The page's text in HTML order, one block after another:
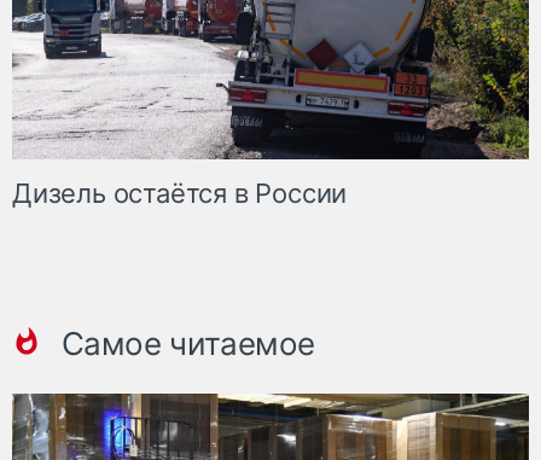
Дизель остаётся в России
Самое читаемое